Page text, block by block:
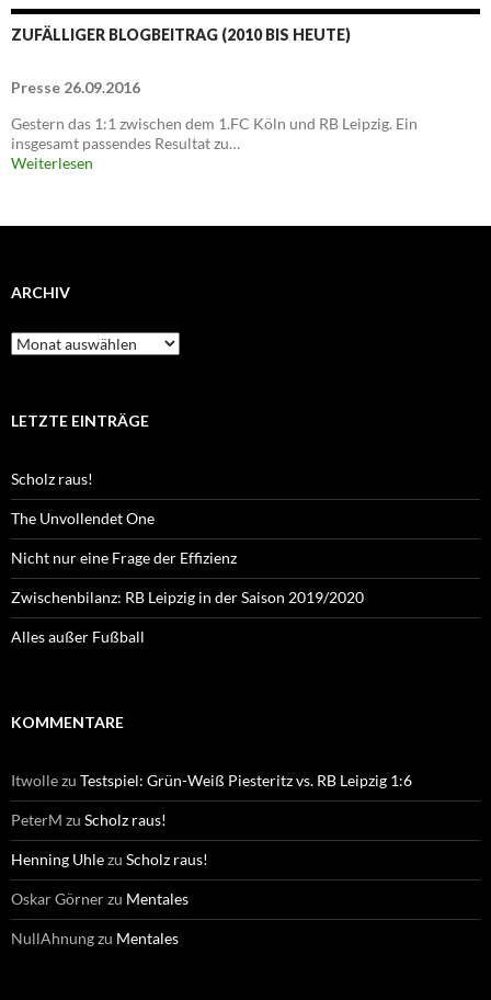
ZUFÄLLIGER BLOGBEITRAG (2010 BIS HEUTE)
Presse 26.09.2016
Gestern das 1:1 zwischen dem 1.FC Köln und RB Leipzig. Ein
insgesamt passendes Resultat zu…
Weiterlesen
ARCHIV
Archiv
LETZTE EINTRÄGE
Scholz raus!
The Unvollendet One
Nicht nur eine Frage der Effizienz
Zwischenbilanz: RB Leipzig in der Saison 2019/2020
Alles außer Fußball
KOMMENTARE
Itwollezu Testspiel: Grün-Weiß Piesteritz vs. RB Leipzig 1:6
PeterM zu Scholz raus!
Henning Uhlezu Scholz raus!
Oskar Görnerzu Mentales
NullAhnungzu Mentales